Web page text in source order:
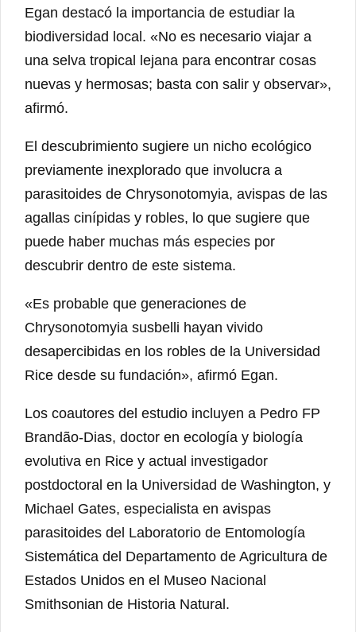
Egan destacó la importancia de estudiar la
biodiversidad local. «No es necesario viajar a
una selva tropical lejana para encontrar cosas
nuevas y hermosas; basta con salir y observar»,
afirmó.
El descubrimiento sugiere un nicho ecológico
previamente inexplorado que involucra a
parasitoides de Chrysonotomyia, avispas de las
agallas cinípidas y robles, lo que sugiere que
puede haber muchas más especies por
descubrir dentro de este sistema.
«Es probable que generaciones de
Chrysonotomyia susbelli hayan vivido
desapercibidas en los robles de la Universidad
Rice desde su fundación», afirmó Egan.
Los coautores del estudio incluyen a Pedro FP
Brandão-Dias, doctor en ecología y biología
evolutiva en Rice y actual investigador
postdoctoral en la Universidad de Washington, y
Michael Gates, especialista en avispas
parasitoides del Laboratorio de Entomología
Sistemática del Departamento de Agricultura de
Estados Unidos en el Museo Nacional
Smithsonian de Historia Natural.